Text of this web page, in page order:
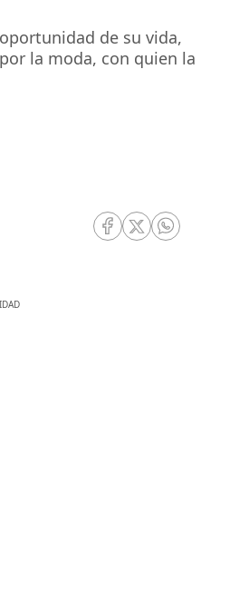
de su vida,
la moda, con quien la
RRSS Facebook
RRSS Twitter
RRSS